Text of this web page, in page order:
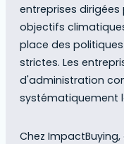
entreprises
objectifs
place des
strictes. Les
d'administration
systématiquement
Chez